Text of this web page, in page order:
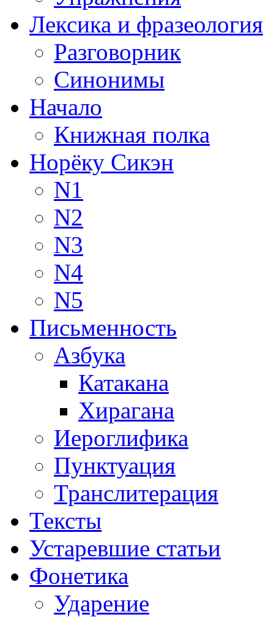
Лексика и фразеология
Разговорник
Синонимы
Начало
Книжная полка
Норёку Сикэн
N1
N2
N3
N4
N5
Письменность
Азбука
Катакана
Хирагана
Иероглифика
Пунктуация
Транслитерация
Тексты
Устаревшие статьи
Фонетика
Ударение